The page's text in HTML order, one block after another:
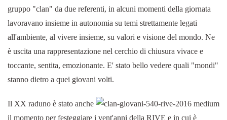
gruppo "clan" da due referenti, in alcuni momenti della giornata
lavoravano insieme in autonomia su temi strettamente legati
all'ambiente, al vivere insieme, su valori e visione del mondo. Ne
è uscita una rappresentazione nel cerchio di chiusura vivace e
toccante, sentita, emozionante. E' stato bello vedere quali "mondi"
stanno dietro a quei giovani volti.
Il XX raduno è stato anche
il momento per festeggiare i vent'anni della RIVE e in cui è